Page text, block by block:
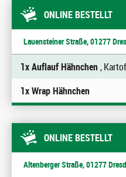
ONLINE BESTELLT
Lauensteiner Straße, 01277
1x Auflauf Hähnchen,
1x Wrap Hähnchen
ONLINE BESTELLT
Altenberger Straße, 01277